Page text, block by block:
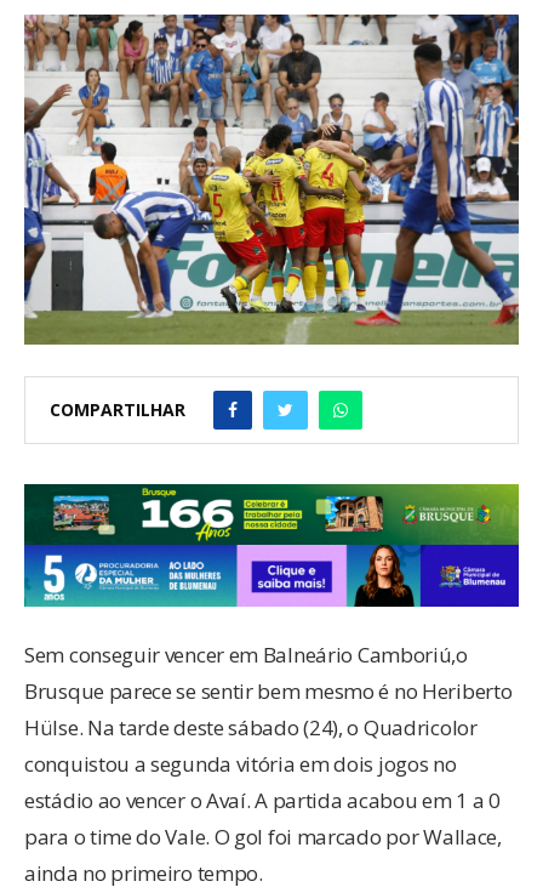
COMPARTILHAR
Sem conseguir vencer em Balneário Camboriú,o
Brusque parece se sentir bem mesmo é no Heriberto
Hülse. Na tarde deste sábado (24), o Quadricolor
conquistou a segunda vitória em dois jogos no
estádio ao vencer o Avaí. A partida acabou em 1 a 0
para o time do Vale. O gol foi marcado por Wallace,
ainda no primeiro tempo.